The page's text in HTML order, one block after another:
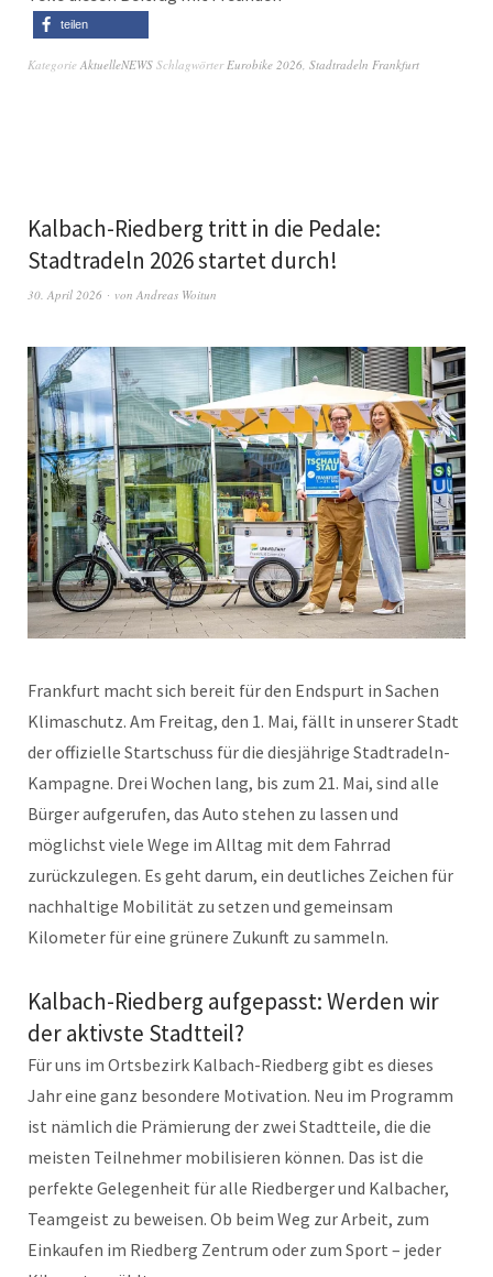
teilen
Kategorie AktuelleNEWS Schlagwörter Eurobike 2026 Stadtradeln Frankfurt
Kalbach-Riedberg tritt in die Pedale:
Stadtradeln 2026 startet durch!
30. April 2026 von Andreas Woitun
Frankfurt macht sich bereit für den Endspurt in Sachen
Klimaschutz. Am Freitag, den 1. Mai, fällt in unserer Stadt
der offizielle Startschuss für die diesjährige Stadtradeln-
Kampagne. Drei Wochen lang, bis zum 21. Mai, sind alle
Bürger aufgerufen, das Auto stehen zu lassen und
möglichst viele Wege im Alltag mit dem Fahrrad
zurückzulegen. Es geht darum, ein deutliches Zeichen für
nachhaltige Mobilität zu setzen und gemeinsam
Kilometer für eine grünere Zukunft zu sammeln.
Kalbach-Riedberg aufgepasst: Werden wir
der aktivste Stadtteil?
Für uns im Ortsbezirk Kalbach-Riedberg gibt es dieses
Jahr eine ganz besondere Motivation. Neu im Programm
ist nämlich die Prämierung der zwei Stadtteile, die die
meisten Teilnehmer mobilisieren können. Das ist die
perfekte Gelegenheit für alle Riedberger und Kalbacher,
Teamgeist zu beweisen. Ob beim Weg zur Arbeit, zum
Einkaufen im Riedberg Zentrum oder zum Sport – jeder